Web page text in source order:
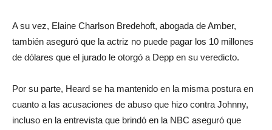
A su vez, Elaine Charlson Bredehoft, abogada de Amber,
también aseguró que la actriz no puede pagar los 10 millones
de dólares que el jurado le otorgó a Depp en su veredicto.
Por su parte, Heard se ha mantenido en la misma postura en
cuanto a las acusaciones de abuso que hizo contra Johnny,
incluso en la entrevista que brindó en la NBC aseguró que